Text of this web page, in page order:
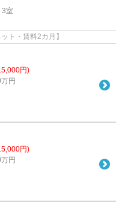
3室
ト・賃料2カ月】
円)
円
円)
円